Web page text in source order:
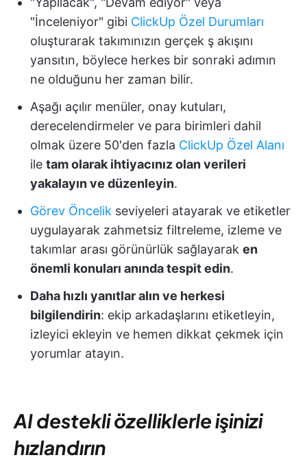
"İnceleniyor" gibi ClickUp Özel Durumları
oluşturarak takımınızın gerçek ş akışını
yansıtın, böylece herkes bir sonraki adımın
ne olduğunu her zaman bilir.
Aşağı açılır menüler, onay kutuları,
derecelendirmeler ve para birimleri dahil
olmak üzere 50'den fazla ClickUp Özel Alanı
ile tam olarak ihtiyacınız olan verileri
yakalayın ve düzenleyin.
Görev Öncelik seviyeleri atayarak ve etiketler
uygulayarak zahmetsiz filtreleme, izleme ve
takımlar arası görünürlük sağlayarak en
önemli konuları anında tespit edin.
Daha hızlı yanıtlar alın ve herkesi
bilgilendirin: ekip arkadaşlarını etiketleyin,
izleyici ekleyin ve hemen dikkat çekmek için
yorumlar atayın.
AI destekli özelliklerle işinizi
hızlandırın